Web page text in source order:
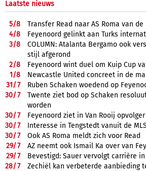
Laatste nieuws
5/8
Transfer Read naar AS Roma van de
4/8
Feyenoord gelinkt aan Turks
3/8
COLUMN: Atalanta Bergamo ook
stijl afgerond
2/8
Feyenoord wint duel om Kuip Cup
1/8
Newcastle United concreet in de
31/7
Ruben Schaken woedend op
30/7
Twente ziet bod op Schaken
worden
30/7
Feyenoord ziet in Van Rooij opvolger
30/7
Interesse in Tengstedt vanuit de MLS
30/7
Ook AS Roma meldt zich voor Read
29/7
AZ neemt ook Ismail Ka over van
29/7
Bevestigd: Sauer vervolgt carrière
28/7
Zechiël kan verbeterde aanbieding